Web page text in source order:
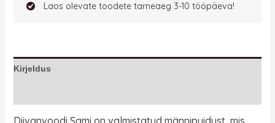
Laos olevate toodete tarneaeg 3-10 tööpäeva!
Kirjeldus